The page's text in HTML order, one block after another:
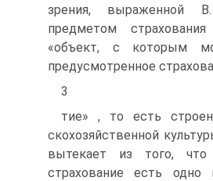
зрения, выраженной
предметом
«объект, с которым
предусмотренное
3
тие» , то есть
скохозяйственной
вытекает из того, что
страхование есть одно